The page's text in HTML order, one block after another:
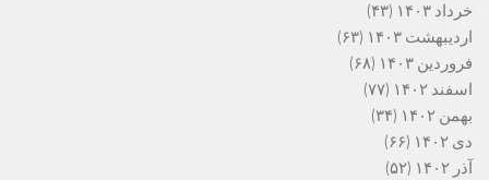
خرداد ۱۴۰۳
(۴۳)
اردیبهشت ۱۴۰۳
(۶۳)
فروردین ۱۴۰۳
(۶۸)
اسفند ۱۴۰۲
(۷۷)
بهمن ۱۴۰۲
(۳۴)
دی ۱۴۰۲
(۶۶)
آذر ۱۴۰۲
(۵۲)